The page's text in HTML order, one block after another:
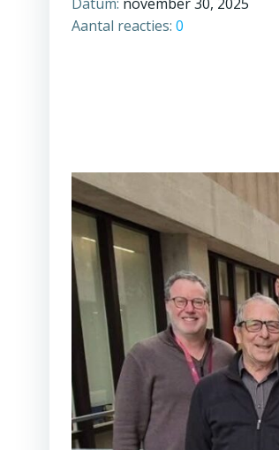
Aantal reacties: 0